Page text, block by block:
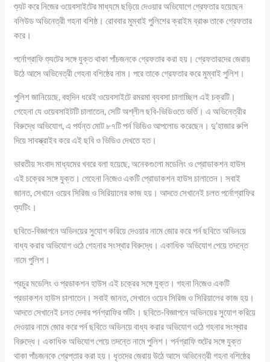
শ্যুট করে নিজের ওয়েবসাইটের মাধ্যমে ছড়িয়ে দেওয়ার অভিযোগে গ্রেফতার হয়েছেন
বলিউড অভিনেত্রী গহনা বশিষ্ঠ। রোববার মুম্বাই পুলিশের ক্রাইম ব্রাঞ্চ তাকে গ্রেফতার
করে।
পর্নোগ্রাফি শ্যুটের সঙ্গে যুক্ত থাকা পাঁচজনকে গ্রেফতার করা হয়। গ্রেফতারদের জেরায়
উঠে আসে অভিনেত্রী গেহনা বশিষ্ঠের নাম। পরে তাকে গ্রেফতার করে মুম্বাই পুলিশ।
পুলিশ জানিয়েছে, বহুদিন ধরেই ওয়েবসাইটে রমরমা ব্যবসা চালাচ্ছিল এই চক্রটি।
গেহেনা যে ওয়েবসাইটটি চালাতেন, সেটি অশ্লীল ছবি-ভিডিওতে ভর্তি। এ অভিনেত্রীর
বিরুদ্ধে অভিযোগ, এ পর্যন্ত মোট ৮৭টি পর্ন ভিডিও আপলোড করেছেন। দু’হাজার রুপি
দিয়ে সাবস্ক্রাইব করে এই ছবি ও ভিডিও দেখতে হত।
ভারতীয় সংবাদ মাধ্যমের খবরে বলা হয়েছে, অনেকগুলো মডেলিং ও প্রোডাকশন হাউস
এই চক্রের সঙ্গে যুক্ত। গেহেনা নিজেও একটি প্রোডাকশন হাউস চালাতেন। সবাই
জানত, সেখানে ওয়েব সিরিজ ও সিরিয়ালের কাজ হয়। আদতে সেখানেই চলত পর্নোগ্রাফির
শ্যুটিং।
ছবিতে-বিজ্ঞাপনে অভিনয়ের সুযোগ করিয়ে দেওয়ার নামে জোর করে পর্ন ছবিতে অভিনয়ে
বাধ্য করার অভিযোগ ওঠে গেহনার সংস্থার বিরুদ্ধে। একাধিক অভিযোগ পেয়ে তদন্তে
নামে পুলিশ।
প্রচুর মডেলিং ও প্রডাকশন হাউস এই চক্রের সঙ্গে যুক্ত। গহনা নিজেও একটি
প্রডাকশন হাউস চালাতেন। সবাই জানত, সেখানে ওয়েব সিরিজ ও সিরিয়ালের কাজ হয়।
আদতে সেখানেই চলত দেদার পর্নগ্রাফির শুটিং। ছবিতে-বিজ্ঞাপনে অভিনয়ের সুযোগ করিয়ে
দেওয়ার নামে জোর করে পর্ন ছবিতে অভিনয়ে বাধ্য করার অভিযোগ ওঠে গহনার সংস্থার
বিরুদ্ধে। একাধিক অভিযোগ পেয়ে তদন্তে নামে পুলিশ। পর্নগ্রাফি শুটের সঙ্গে যুক্ত
থাকা পাঁচজনকে গ্রেপ্তার করা হয়। ধৃতদের জেরায় উঠে আসে অভিনেত্রী গহনা বশিষ্ঠের